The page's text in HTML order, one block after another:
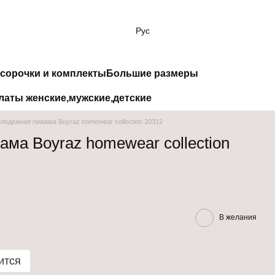
Рус
и комплекты Большие размеры
женские,мужские,детские
пижама Boyraz homewear collection 20312
Boyraz homewear collection
В желания